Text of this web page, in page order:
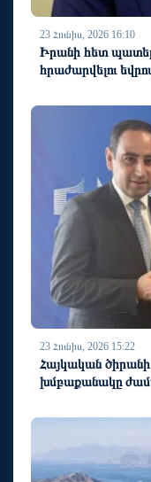
23 Հունիս, 2026 16:10
Իրանի հետ
հրաժարվելու
23 Հունիս, 2026 15:22
Հայկական
խմբաքանակը